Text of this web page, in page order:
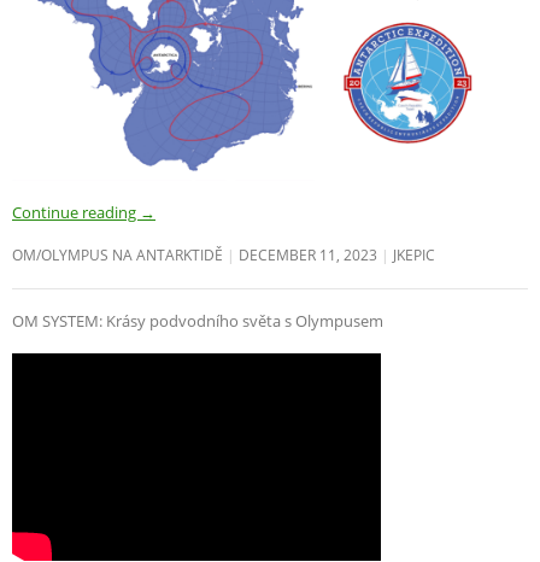
Continue reading →
OM/OLYMPUS NA ANTARKTIDĚ DECEMBER 11, 2023 JKEPIC
OM SYSTEM: Krásy podvodního světa s Olympusem